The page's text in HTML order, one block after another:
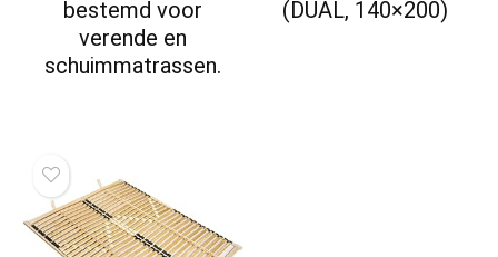
bestemd voor
verende en
schuimmatrassen.
(DUAL, 140×200)